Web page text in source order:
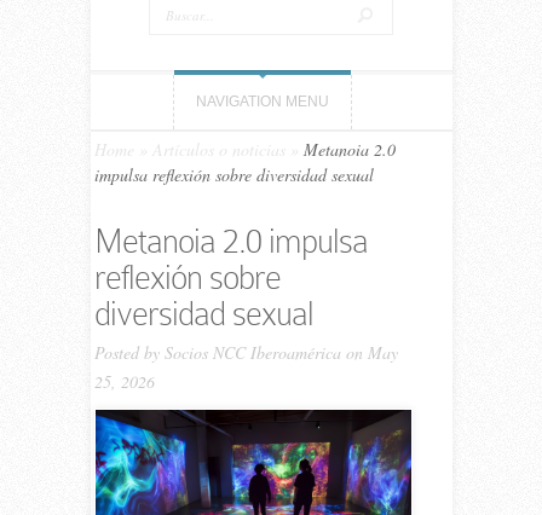
NAVIGATION MENU
Home Artículos o noticias
Metanoia 2.0
impulsa reflexión sobre diversidad sexual
Metanoia 2.0 impulsa
reflexión sobre
diversidad sexual
Posted by Socios NCC Iberoamérica on May
25, 2026